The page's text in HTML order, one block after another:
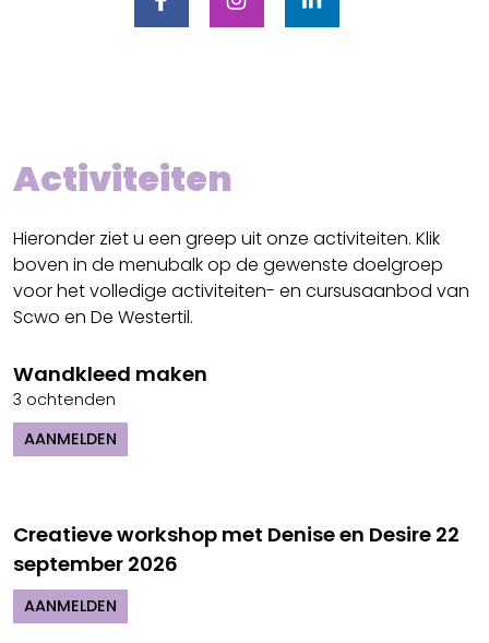
Activiteiten
Hieronder ziet u een greep uit onze activiteiten. Klik
boven in de menubalk op de gewenste doelgroep
voor het volledige activiteiten- en cursusaanbod van
Scwo en De Westertil.
Wandkleed maken
3 ochtenden
AANMELDEN
Creatieve workshop met Denise en Desire 22
september 2026
AANMELDEN